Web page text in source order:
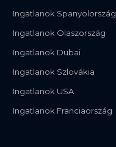
Ingatlanok Spanyolország
Ingatlanok Olaszország
Ingatlanok Dubai
Ingatlanok Szlovákia
Ingatlanok USA
Ingatlanok Franciaország